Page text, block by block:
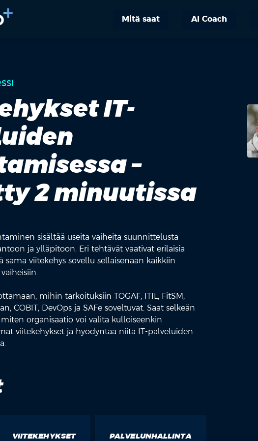
Mitä saat AI Coach
IT-
–
2 minuutissa
sisältää useita vaiheita suunnittelusta
ja ylläpitoon. Eri tehtävät vaativat erilaisia
viitekehys sovellu sellaisenaan kaikkiin
mihin tarkoituksiin TOGAF, ITIL, FitSM,
COBIT, DevOps ja SAFe soveltuvat. Saat selkeän
miten organisaatio voi valita kulloiseenkin
viitekehykset ja hyödyntää niitä IT-palveluiden
VIITEKEHYKSET PALVELUNHALLINTA